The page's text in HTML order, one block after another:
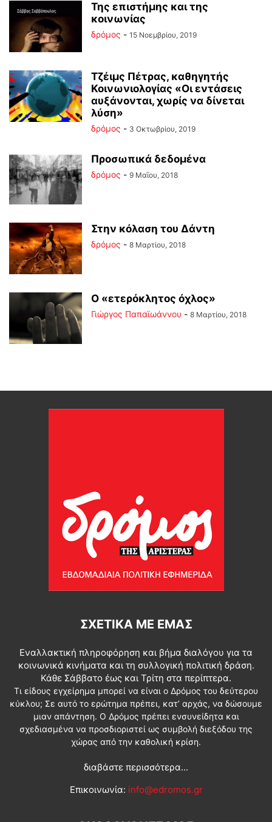
Της επιστήμης και της
κοινωνίας
δρόμος - 15 Νοεμβρίου, 2019
Τζέιμς Πέτρας, καθηγητής
Κοινωνιολογίας «Οι εντάσεις
αυξάνονται, χωρίς να δίνεται
λύση»
δρόμος - 3 Οκτωβρίου, 2019
Προσωπικά δεδομένα
δρόμος - 9 Μαΐου, 2018
Στην κόλαση του Δάντη
δρόμος - 8 Μαρτίου, 2018
Ο «ετερόκλητος όχλος»
Γιώργος Παπαϊωάννου - 8 Μαρτίου, 2018
ΣΧΕΤΙΚΆ ΜΕ ΕΜΆΣ
Εναλλακτική πληροφόρηση και βήμα διαλόγου για τα
κοινωνικά κινήματα και τη συλλογική πολιτική δράση.
Κάθε Σάββατο έως και Τρίτη στα περίπτερα.
Τι είδους εγχείρημα μπορεί να είναι ο Δρόμος του δεύτερου
κύκλου; Σε αυτό το ερώτημα πρέπει, κατ’ αρχάς, να δώσουμε
μιαν απάντηση. Ο Δρόμος πρέπει ενσυνείδητα και
σχεδιασμένα να προσδιοριστεί ως συμβολή διεξόδου της
χώρας από την καθολική κρίση.
διαβάστε περισσότερα...
Επικοινωνία: info@edromos.gr